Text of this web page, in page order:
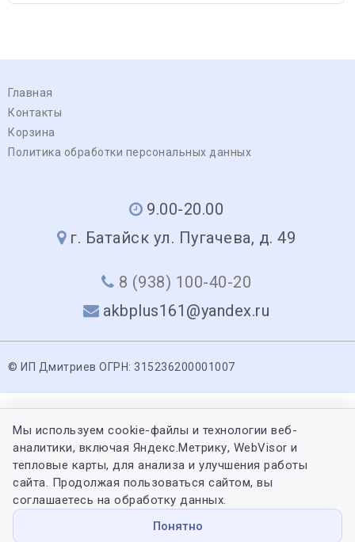
Главная
Контакты
Корзина
Политика обработки персональных данных
9.00-20.00
г. Батайск ул. Пугачева, д. 49
8 (938) 100-40-20
akbplus161@yandex.ru
© ИП Дмитриев ОГРН: 315236200001007
Мы используем cookie-файлы и технологии веб-
аналитики, включая Яндекс.Метрику, WebVisor и
тепловые карты, для анализа и улучшения работы
сайта. Продолжая пользоваться сайтом, вы
соглашаетесь на обработку данных.
Понятно